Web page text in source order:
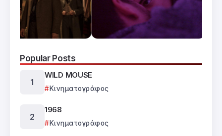
Popular Posts
WILD MOUSE
Κινηματογράφος
1968
Κινηματογράφος